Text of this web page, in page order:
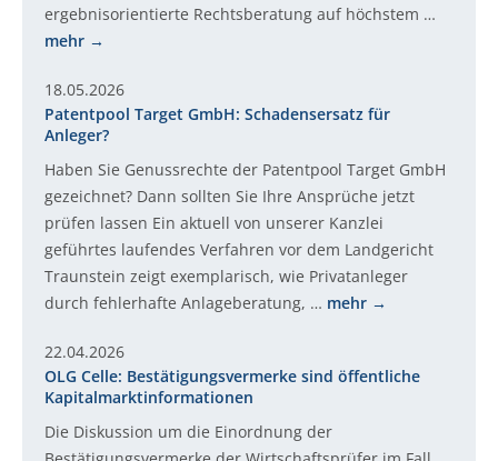
ergebnisorientierte Rechtsberatung auf höchstem …
mehr
18.05.2026
Patentpool Target GmbH: Schadensersatz für
Anleger?
Haben Sie Genussrechte der Patentpool Target GmbH
gezeichnet? Dann sollten Sie Ihre Ansprüche jetzt
prüfen lassen Ein aktuell von unserer Kanzlei
geführtes laufendes Verfahren vor dem Landgericht
Traunstein zeigt exemplarisch, wie Privatanleger
durch fehlerhafte Anlageberatung, … mehr
22.04.2026
OLG Celle: Bestätigungsvermerke sind öffentliche
Kapitalmarktinformationen
Die Diskussion um die Einordnung der